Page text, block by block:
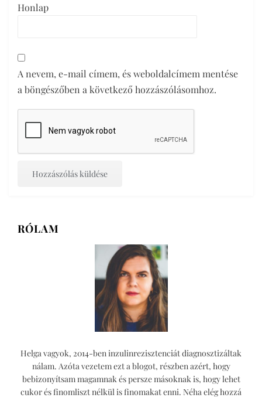
Honlap
A nevem, e-mail címem, és weboldalcímem mentése
a böngészőben a következő hozzászólásomhoz.
RÓLAM
Helga vagyok, 2014-ben inzulinrezisztenciát diagnosztizáltak
nálam. Azóta vezetem ezt a blogot, részben azért, hogy
bebizonyítsam magamnak és persze másoknak is, hogy lehet
cukor és finomliszt nélkül is finomakat enni. Néha elég hozzá